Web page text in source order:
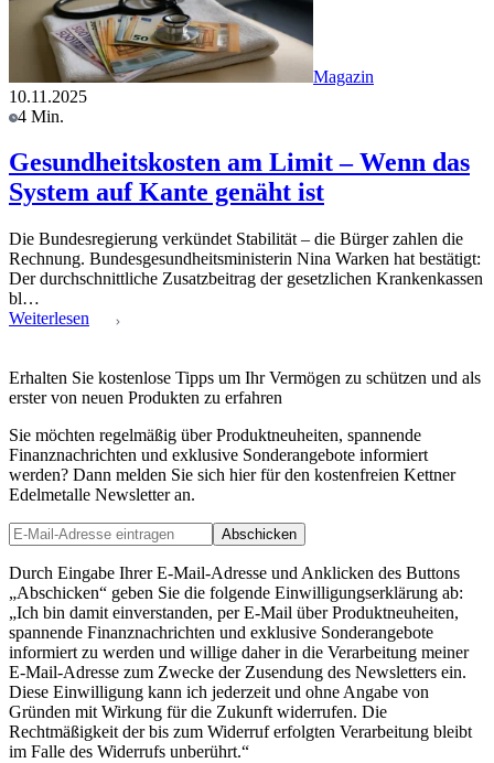
Magazin
10.11.2025
4 Min.
Gesundheitskosten am Limit – Wenn das
System auf Kante genäht ist
Die Bundesregierung verkündet Stabilität – die Bürger zahlen die
Rechnung. Bundesgesundheitsministerin Nina Warken hat bestätigt:
Der durchschnittliche Zusatzbeitrag der gesetzlichen Krankenkassen
bl…
Weiterlesen
Erhalten Sie kostenlose Tipps um Ihr Vermögen zu schützen und als
erster von neuen Produkten zu erfahren
Sie möchten regelmäßig über Produktneuheiten, spannende
Finanznachrichten und exklusive Sonderangebote informiert
werden? Dann melden Sie sich hier für den kostenfreien Kettner
Edelmetalle Newsletter an.
Abschicken
Durch Eingabe Ihrer E-Mail-Adresse und Anklicken des Buttons
„Abschicken“ geben Sie die folgende Einwilligungserklärung ab:
„Ich bin damit einverstanden, per E-Mail über Produktneuheiten,
spannende Finanznachrichten und exklusive Sonderangebote
informiert zu werden und willige daher in die Verarbeitung meiner
E-Mail-Adresse zum Zwecke der Zusendung des Newsletters ein.
Diese Einwilligung kann ich jederzeit und ohne Angabe von
Gründen mit Wirkung für die Zukunft widerrufen. Die
Rechtmäßigkeit der bis zum Widerruf erfolgten Verarbeitung bleibt
im Falle des Widerrufs unberührt.“